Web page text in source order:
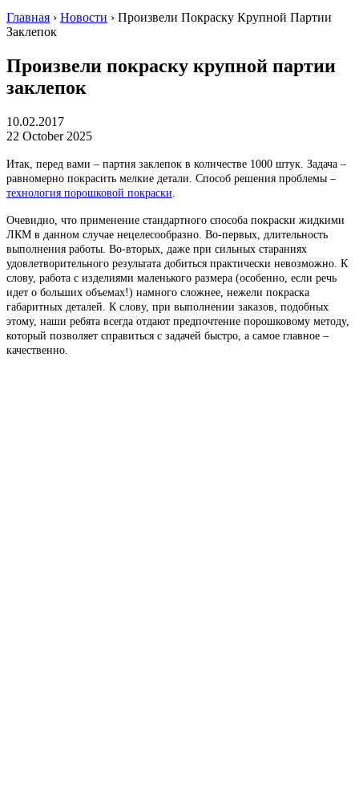
Главная › Новости › Произвели Покраску Крупной Партии
Заклепок
Произвели покраску крупной партии
заклепок
10.02.2017
22 October 2025
Итак, перед вами – партия заклепок в количестве 1000 штук. Задача –
равномерно покрасить мелкие детали. Способ решения проблемы –
технология порошковой покраски
Очевидно, что применение стандартного способа покраски жидкими
ЛКМ в данном случае нецелесообразно. Во-первых, длительность
выполнения работы. Во-вторых, даже при сильных стараниях
удовлетворительного результата добиться практически невозможно. К
слову, работа с изделиями маленького размера (особенно, если речь
идет о больших объемах!) намного сложнее, нежели покраска
габаритных деталей. К слову, при выполнении заказов, подобных
этому, наши ребята всегда отдают предпочтение порошковому методу,
который позволяет справиться с задачей быстро, а самое главное –
качественно.